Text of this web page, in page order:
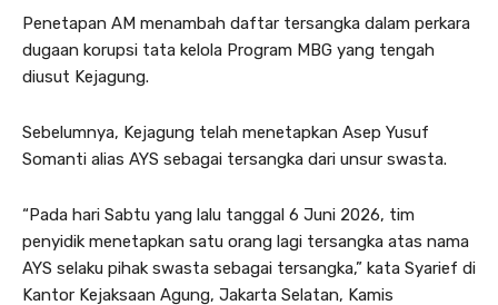
Penetapan AM menambah daftar tersangka dalam perkara
dugaan korupsi tata kelola Program MBG yang tengah
diusut Kejagung.
Sebelumnya, Kejagung telah menetapkan Asep Yusuf
Somanti alias AYS sebagai tersangka dari unsur swasta.
“Pada hari Sabtu yang lalu tanggal 6 Juni 2026, tim
penyidik menetapkan satu orang lagi tersangka atas nama
AYS selaku pihak swasta sebagai tersangka,” kata Syarief di
Kantor Kejaksaan Agung, Jakarta Selatan, Kamis